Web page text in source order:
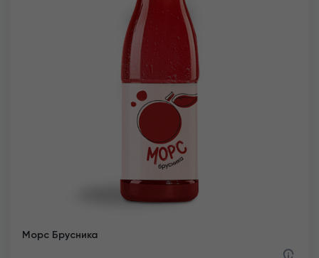
Морс Брусника